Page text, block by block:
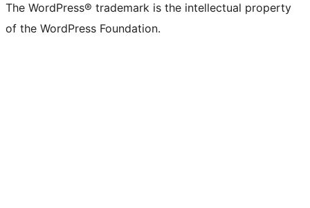
The WordPress® trademark is the intellectual property
of the WordPress Foundation.